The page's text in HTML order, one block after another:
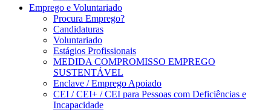
Emprego e Voluntariado
Procura Emprego?
Candidaturas
Voluntariado
Estágios Profissionais
MEDIDA COMPROMISSO EMPREGO
SUSTENTÁVEL
Enclave / Emprego Apoiado
CEI / CEI+ / CEI para Pessoas com Deficiências e
Incapacidade